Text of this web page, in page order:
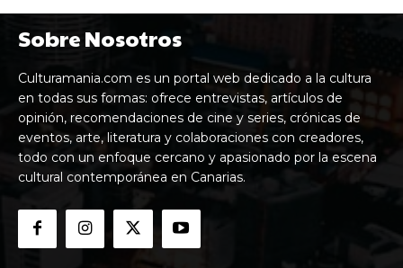
Sobre Nosotros
Culturamania.com es un portal web dedicado a la cultura
en todas sus formas: ofrece entrevistas, artículos de
opinión, recomendaciones de cine y series, crónicas de
eventos, arte, literatura y colaboraciones con creadores,
todo con un enfoque cercano y apasionado por la escena
cultural contemporánea en Canarias.